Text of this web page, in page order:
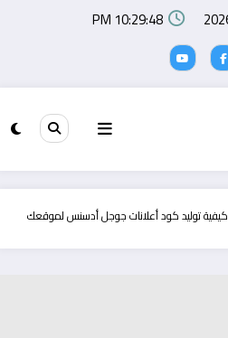
10:29:48 PM
كيفية توليد كود أعلانات جوجل أدسنس لموقعك